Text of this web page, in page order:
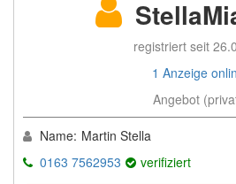
registriert seit
1 Anzeige
Angebot
Name: Martin Stella
0163 7562953
verifiziert